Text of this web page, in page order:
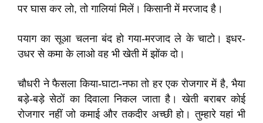
पर घास कर लो, तो गालियां मिलें। किसानी में मरजाद है।
पयाग का सूआ चलना बंद हो गया-मरजाद ले के चाटो। इधर-
उधर से कमा के लाओ वह भी खेती में झोंक दो।
चौधरी ने फैसला किया-घाटा-नफा तो हर एक रोजगार में है, भैया
बड़े-बड़े सेठों का दिवाला निकल जाता है। खेती बराबर कोई
रोजगार नहीं जो कमाई और तकदीर अच्छी हो। तुम्हारे यहां भी